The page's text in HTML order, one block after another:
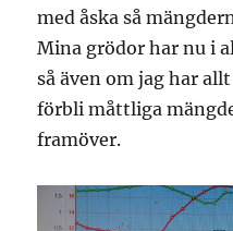
med åska så
Mina grödor har nu i
så även om jag har
förbli måttliga
framöver.